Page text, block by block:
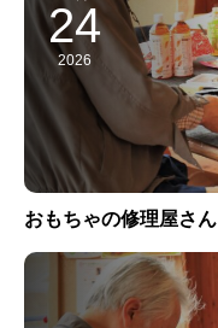
24
2026
おもちゃの修理屋さん